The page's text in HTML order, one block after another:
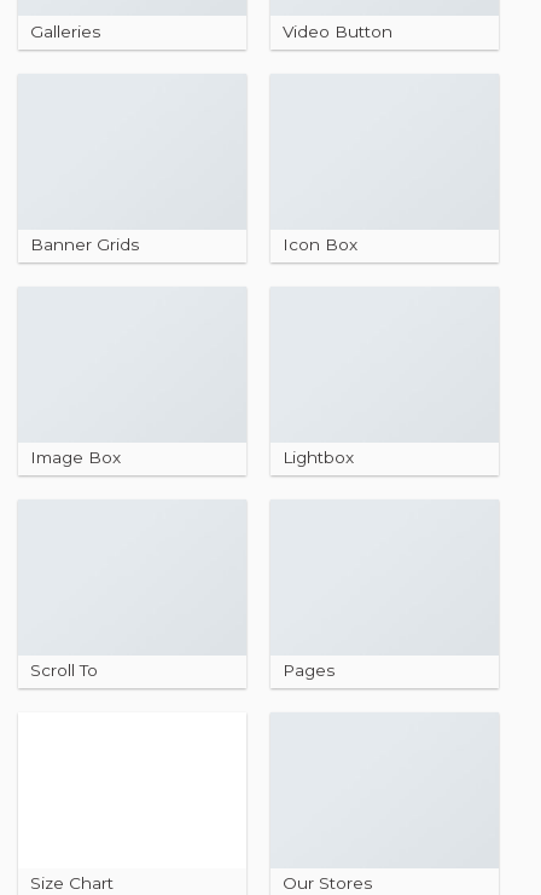
Galleries Video Button
Banner Grids Icon Box
Image Box Lightbox
Scroll To Pages
Size Chart Our Stores